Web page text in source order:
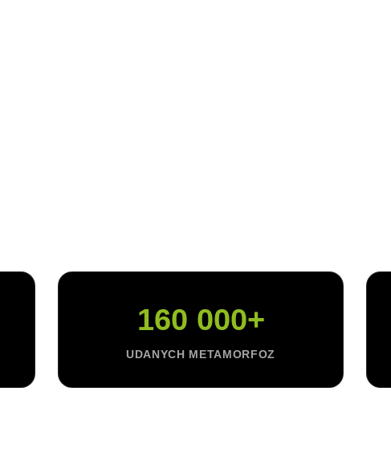
160 000+
UDANYCH METAMORFOZ